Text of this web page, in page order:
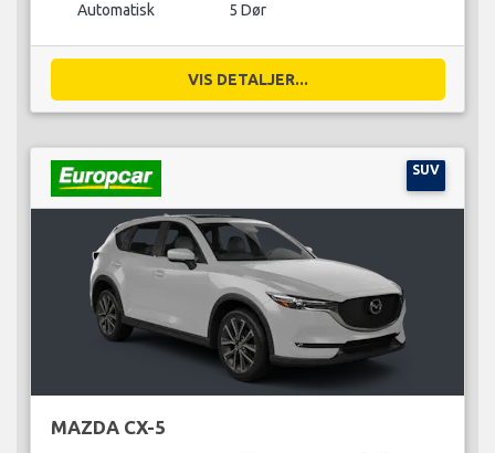
Automatisk 5 Dør
VIS DETALJER...
SUV
MAZDA CX-5